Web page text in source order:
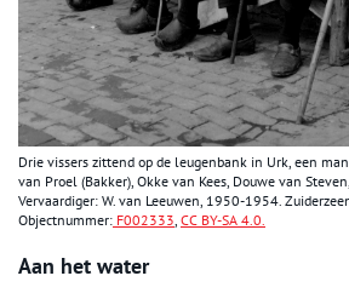
Drie vissers zittend op de leugenbank in Urk, een
van Proel (Bakker), Okke van Kees, Douwe van
Vervaardiger: W. van Leeuwen, 1950-1954.
Objectnummer: F002333, CC BY-SA 4.0.
Aan het water